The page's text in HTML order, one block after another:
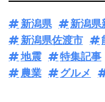
新潟県 新潟県
新潟県佐渡市
地震
特集記事
農業
グルメ